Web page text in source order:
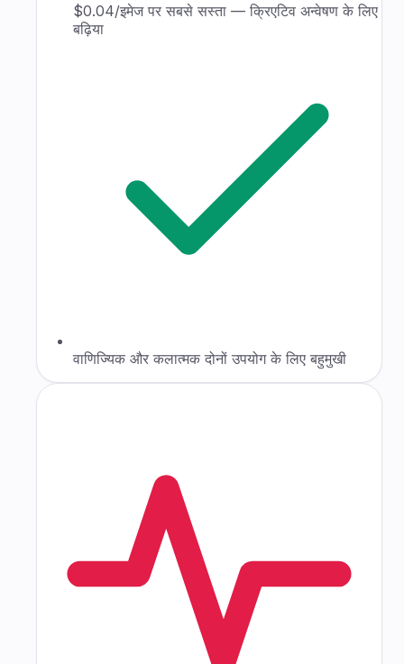
$0.04/इमेज पर सबसे सस्ता — क्रिएटिव अन्वेषण के लिए
बढ़िया
वाणिज्यिक और कलात्मक दोनों उपयोग के लिए बहुमुखी